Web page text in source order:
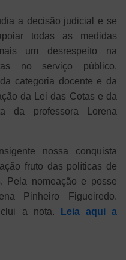
a decisão judicial e se
todas as medidas
um desrespeito na
no serviço público.
categoria docente e da
da Lei das Cotas e da
da professora Lorena
nossa conquista
fruto das políticas de
Pela nomeação e posse
Pinheiro Figueiredo.
a nota.
Leia aqui a